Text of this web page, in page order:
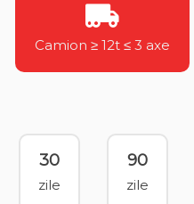
Camion ≥ 12t ≤ 3 axe
30
zile
90
zile